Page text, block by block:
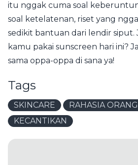
itu nggak cuma soal
soal ketelatenan, riset yang
sedikit bantuan dari lendir siput.
kamu pakai sunscreen hari ini?
sama oppa-oppa di sana ya!
Tags
SKINCARE
RAHASIA
KECANTIKAN